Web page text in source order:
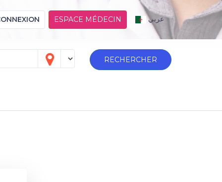
ESPACE MÉDECIN عربي
RECHERCHER